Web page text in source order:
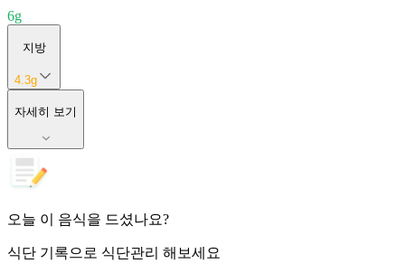
6g
지방
4.3g
자세히 보기
오늘 이 음식을 드셨나요?
식단 기록으로 식단관리 해보세요